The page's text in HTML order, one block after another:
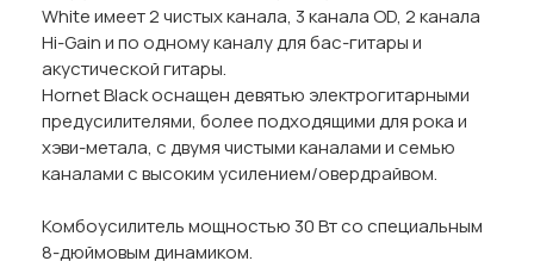
White имеет 2 чистых канала, 3 канала OD, 2 канала
Hi-Gain и по одному каналу для бас-гитары и
акустической гитары.
Hornet Black оснащен девятью электрогитарными
предусилителями, более подходящими для рока и
хэви-метала, с двумя чистыми каналами и семью
каналами с высоким усилением/овердрайвом.
Комбоусилитель мощностью 30 Вт со специальным
8-дюймовым динамиком.